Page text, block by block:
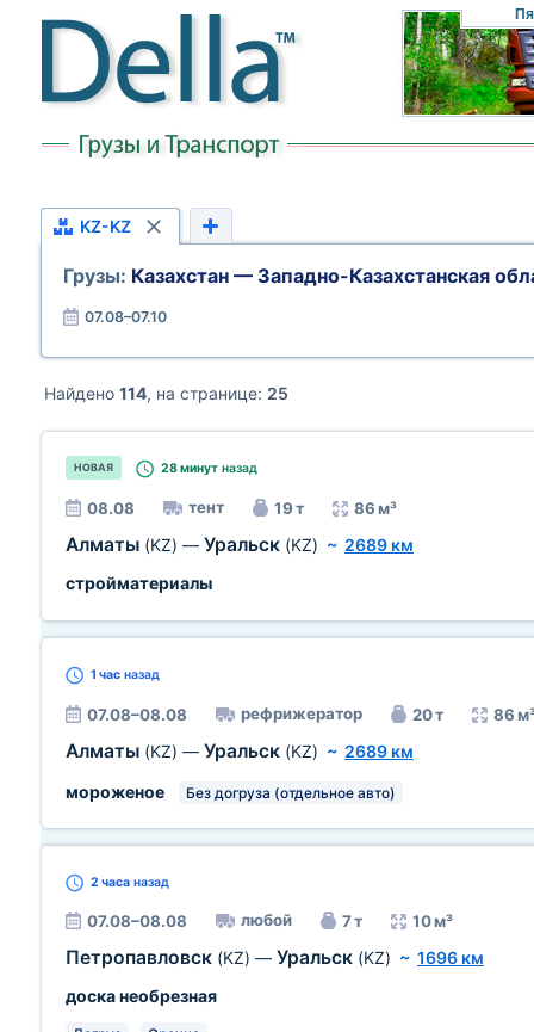
KZ-KZ
Грузы: Казахстан — Западно-Казахстанская
07.08–07.10
Найдено 114, на странице: 25
НОВАЯ 28 минут назад
08.08 тент 19 т 86 м³
Алматы (KZ) — Уральск (KZ) ~ 2689 км
стройматериалы
1 час назад
07.08–08.08 рефрижератор 20 т 86
Алматы (KZ) — Уральск (KZ) ~ 2689 км
мороженое
Без догруза (отдельное авто)
2 часа назад
07.08–08.08 любой 7 т 10 м³
Петропавловск (KZ) — Уральск (KZ) ~ 1696 км
доска необрезная